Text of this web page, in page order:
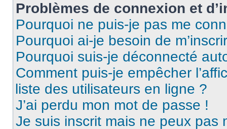
Problèmes de connexion et
Pourquoi ne puis-je pas me
Pourquoi ai-je besoin de
Pourquoi suis-je déconnecté
Comment puis-je empêcher
liste des utilisateurs en ligne ?
J’ai perdu mon mot de passe !
Je suis inscrit mais ne peux pas